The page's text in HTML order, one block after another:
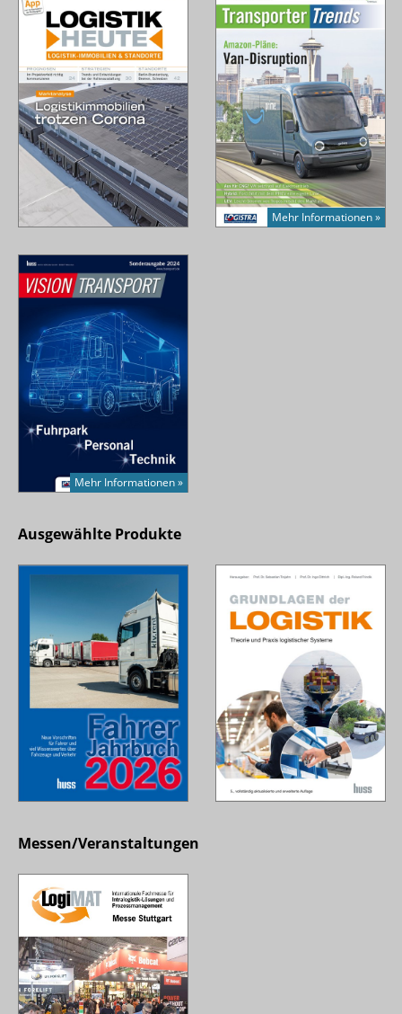
Mehr Informationen »
Mehr Informationen »
Ausgewählte Produkte
Messen/Veranstaltungen